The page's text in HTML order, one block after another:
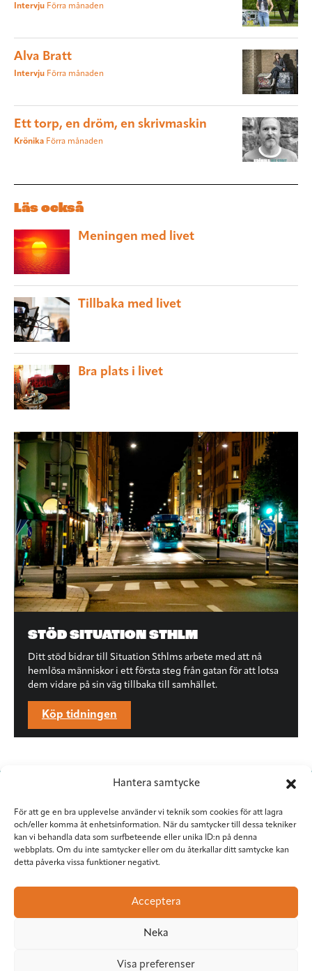
Hantera samtycke
För att ge en bra upplevelse använder vi teknik som cookies för att lagra
och/eller komma åt enhetsinformation. När du samtycker till dessa tekniker
kan vi behandla data som surfbeteende eller unika ID:n på denna
webbplats. Om du inte samtycker eller om du återkallar ditt samtycke kan
detta påverka vissa funktioner negativt.
Acceptera
Neka
Visa preferenser
Intervju Förra månaden
Alva Bratt
Intervju Förra månaden
Ett torp, en dröm, en skrivmaskin
Krönika Förra månaden
Läs också
Meningen med livet
Tillbaka med livet
Bra plats i livet
STÖD SITUATION STHLM
Ditt stöd bidrar till Situation Sthlms arbete med att nå
hemlösa människor i ett första steg från gatan för att lotsa
dem vidare på sin väg tillbaka till samhället.
Köp tidningen
Situation Sthlm
Torkel Knutssongatan 37
118 49 Stockholm
red@situationsthlm.se
Följ Situation Sthlm